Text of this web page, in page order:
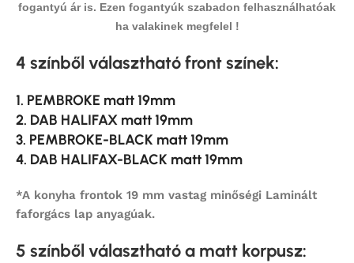
fogantyú ár is. Ezen fogantyúk szabadon felhasználhatóak
ha valakinek megfelel !
4 színből választható front színek:
1. PEMBROKE matt 19mm
2. DAB HALIFAX matt 19mm
3. PEMBROKE-BLACK matt 19mm
4. DAB HALIFAX-BLACK matt 19mm
*A konyha frontok 19 mm vastag minőségi Laminált
faforgács lap anyagúak.
5 színből választható a matt korpusz: